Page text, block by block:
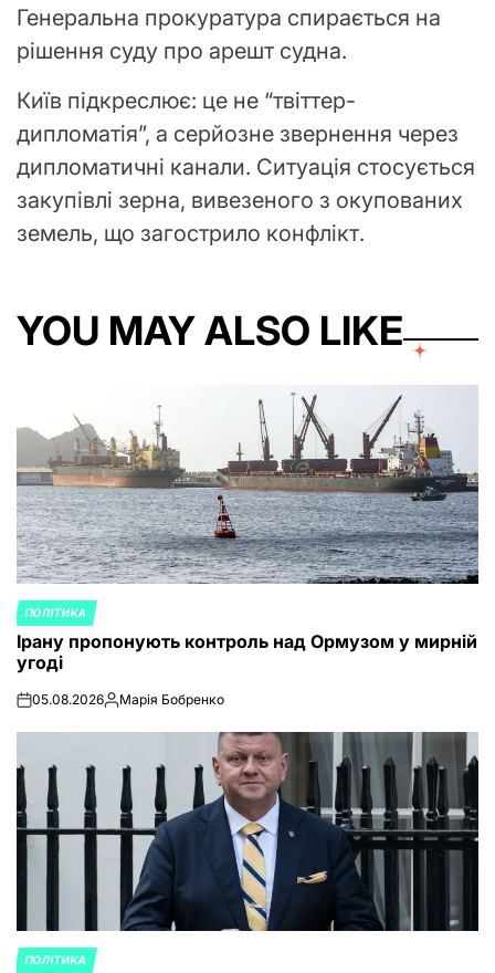
Генеральна прокуратура спирається на
рішення суду про арешт судна.
Київ підкреслює: це не “твіттер-
дипломатія”, а серйозне звернення через
дипломатичні канали. Ситуація стосується
закупівлі зерна, вивезеного з окупованих
земель, що загострило конфлікт.
YOU MAY ALSO LIKE
POSTED
IN
ПОЛІТИКА
Ірану пропонують контроль над Ормузом у мирній
угоді
on05.08.2026Posted
Марія Бобренко
POSTED
ПОЛІТИКА